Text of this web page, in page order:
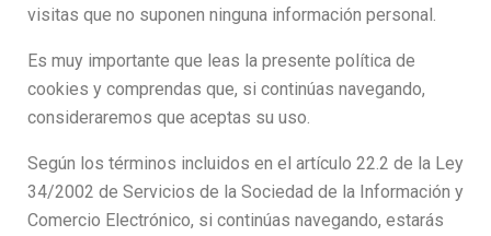
visitas que no suponen ninguna información personal.
Es muy importante que leas la presente política de
cookies y comprendas que, si continúas navegando,
consideraremos que aceptas su uso.
Según los términos incluidos en el artículo 22.2 de la Ley
34/2002 de Servicios de la Sociedad de la Información y
Comercio Electrónico, si continúas navegando, estarás